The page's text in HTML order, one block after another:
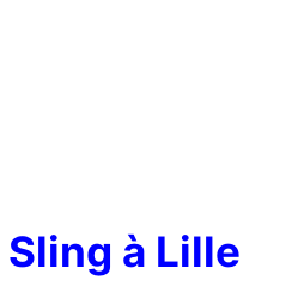
à Lille